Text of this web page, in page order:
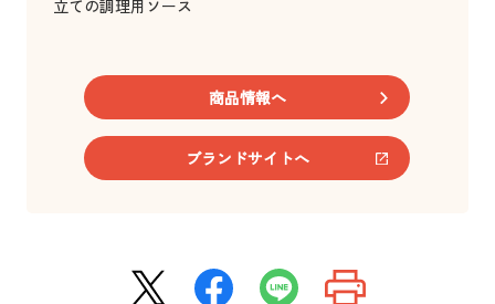
立ての調理用ソース
商品情報へ
ブランドサイトへ